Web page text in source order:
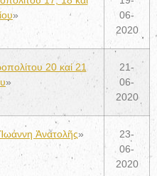
»
06-
2020
20 καί 21
»
21-
06-
2020
Ἀνατολῆς»
23-
06-
2020